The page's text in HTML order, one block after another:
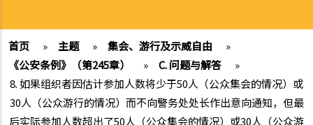
首页 » 主题 » 集会、游行及示威自由
»
《公安条例》（第245章）
» C. 问题与解答
»
8. 如果组织者因估计参加人数将少于50人（公众集会的情况）或
30人（公众游行的情况）而不向警务处处长作出意向通知，但最
后实际参加人数超出了50人（公众集会的情况）或30人（公众游